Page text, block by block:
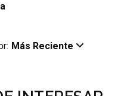
Más Reciente